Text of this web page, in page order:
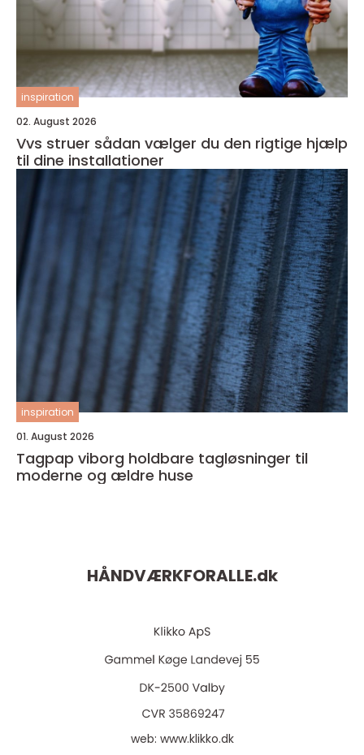
inspiration
02. August 2026
Vvs struer sådan vælger du den rigtige hjælp
til dine installationer
inspiration
01. August 2026
Tagpap viborg holdbare tagløsninger til
moderne og ældre huse
HÅNDVÆRKFORALLE.dk
web: www.klikko.dk